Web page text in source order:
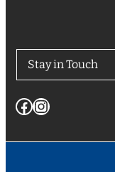
Stay in Touch